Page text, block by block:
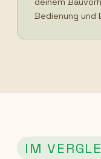
Bedienung
IM